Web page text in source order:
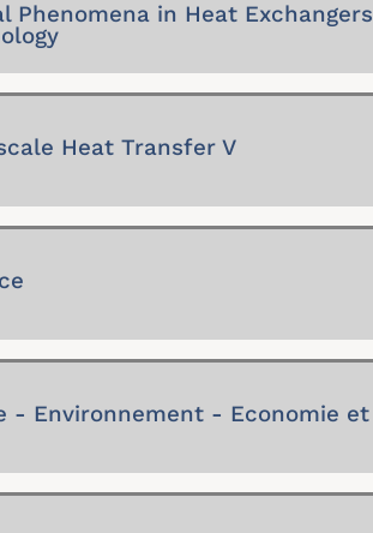
Phenomena in Heat Exchangers
Heat Transfer V
- Environnement - Economie et